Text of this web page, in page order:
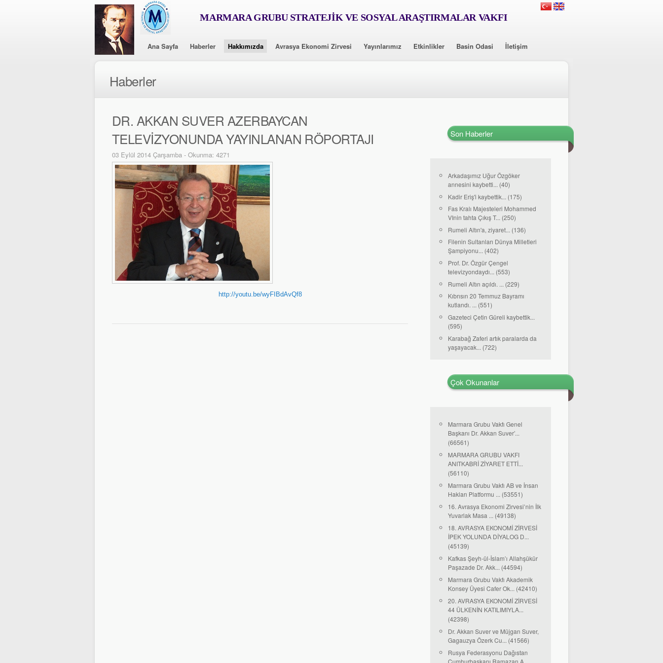
MARMARA GRUBU STRATEJİK VE SOSYAL ARAŞTIRMALAR VAKFI
Ana Sayfa Haberler Hakkımızda Avrasya Ekonomi Zirvesi Yayınlarımız Etkinlikler Basin Odasi İletişim
Haberler
DR. AKKAN SUVER AZERBAYCAN
TELEVİZYONUNDA YAYINLANAN RÖPORTAJI
03 Eylül 2014 Çarşamba - Okunma: 4271
http://youtu.be/wyFIBdAvQf8
Son Haberler
Arkadaşımız Uğur Özgöker
annesini kaybetti... (40)
Kadir Eriş'i kaybettik... (175)
Fas Kralı Majesteleri Mohammed
VInin tahta Çıkış T... (250)
Rumeli Altın'a, ziyaret... (136)
Filenin Sultanları Dünya Milletleri
Şampiyonu... (402)
Prof. Dr. Özgür Çengel
televizyondaydı... (553)
Rumeli Altın açıldı. ... (229)
Kıbrısın 20 Temmuz Bayramı
kutlandı. ... (551)
Gazeteci Çetin Güreli kaybettik...
(595)
Karabağ Zaferi artık paralarda da
yaşayacak... (722)
Çok Okunanlar
Marmara Grubu Vakfı Genel
Başkanı Dr. Akkan Suver’...
(66561)
MARMARA GRUBU VAKFI
ANITKABRİ ZİYARET ETTİ...
(56110)
Marmara Grubu Vakfı AB ve İnsan
Hakları Platformu ... (53551)
16. Avrasya Ekonomi Zirvesi’nin İlk
Yuvarlak Masa ... (49138)
18. AVRASYA EKONOMİ ZİRVESİ
İPEK YOLUNDA DİYALOG D...
(45139)
Kafkas Şeyh-ül-İslam’ı Allahşükür
Paşazade Dr. Akk... (44594)
Marmara Grubu Vakfı Akademik
Konsey Üyesi Cafer Ok... (42410)
20. AVRASYA EKONOMİ ZİRVESİ
44 ÜLKENİN KATILIMIYLA...
(42398)
Dr. Akkan Suver ve Müjgan Suver,
Gagauzya Özerk Cu... (41566)
Rusya Federasyonu Dağıstan